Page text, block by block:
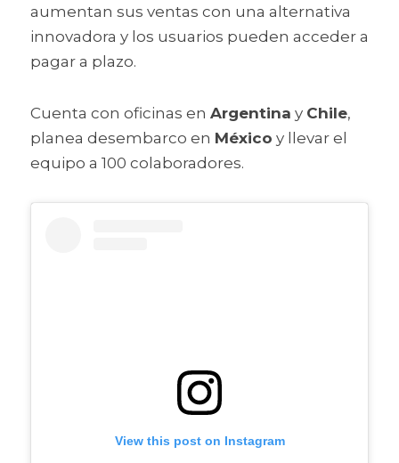
aumentan sus ventas con una alternativa
innovadora y los usuarios pueden acceder a
pagar a plazo.
Cuenta con oficinas en Argentina y Chile,
planea desembarco en México y llevar el
equipo a 100 colaboradores.
View this post on Instagram